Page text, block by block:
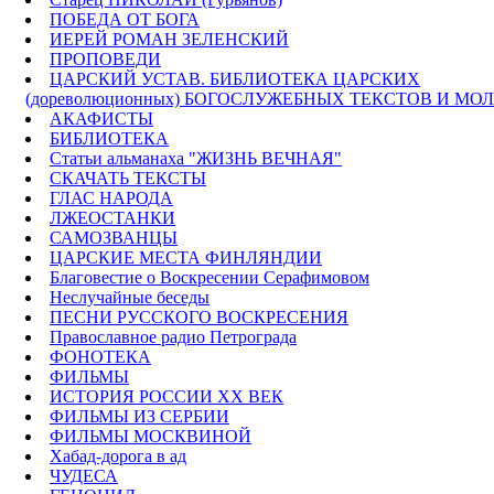
ПОБЕДА ОТ БОГА
ИЕРЕЙ РОМАН ЗЕЛЕНСКИЙ
ПРОПОВЕДИ
ЦАРСКИЙ УСТАВ. БИБЛИОТЕКА ЦАРСКИХ
(дореволюционных) БОГОСЛУЖЕБНЫХ ТЕКСТОВ И
АКАФИСТЫ
БИБЛИОТЕКА
Статьи альманаха "ЖИЗНЬ ВЕЧНАЯ"
СКАЧАТЬ ТЕКСТЫ
ГЛАС НАРОДА
ЛЖЕОСТАНКИ
САМОЗВАНЦЫ
ЦАРСКИЕ МЕСТА ФИНЛЯНДИИ
Благовестие о Воскресении Серафимовом
Неслучайные беседы
ПЕСНИ РУССКОГО ВОСКРЕСЕНИЯ
Православное радио Петрограда
ФОНОТЕКА
ФИЛЬМЫ
ИСТОРИЯ РОССИИ ХХ ВЕК
ФИЛЬМЫ ИЗ СЕРБИИ
ФИЛЬМЫ МОСКВИНОЙ
Хабад-дорога в ад
ЧУДЕСА